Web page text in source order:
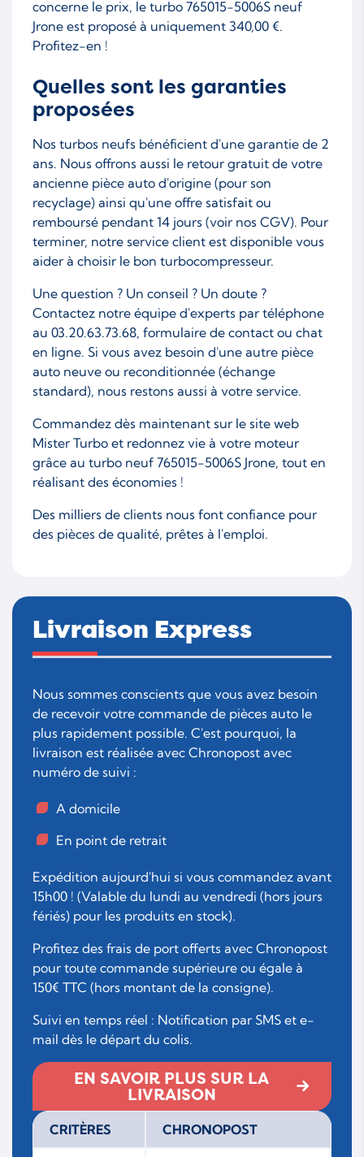
concerne le prix, le turbo 765015-5006S neuf
Jrone est proposé à uniquement 340,00 €.
Profitez-en !
Quelles sont les garanties
proposées
Nos turbos neufs bénéficient d'une garantie de 2
ans. Nous offrons aussi le retour gratuit de votre
ancienne pièce auto d'origine (pour son
recyclage) ainsi qu'une offre satisfait ou
remboursé pendant 14 jours (voir nos CGV). Pour
terminer, notre service client est disponible vous
aider à choisir le bon turbocompresseur.
Une question ? Un conseil ? Un doute ?
Contactez notre équipe d'experts par téléphone
au 03.20.63.73.68, formulaire de contact ou chat
en ligne. Si vous avez besoin d'une autre pièce
auto neuve ou reconditionnée (échange
standard), nous restons aussi à votre service.
Commandez dès maintenant sur le site web
Mister Turbo et redonnez vie à votre moteur
grâce au turbo neuf 765015-5006S Jrone, tout en
réalisant des économies !
Des milliers de clients nous font confiance pour
des pièces de qualité, prêtes à l'emploi.
Livraison Express
Nous sommes conscients que vous avez besoin
de recevoir votre commande de pièces auto le
plus rapidement possible. C'est pourquoi, la
livraison est réalisée avec Chronopost avec
numéro de suivi :
A domicile
En point de retrait
Expédition aujourd'hui si vous commandez avant
15h00 ! (Valable du lundi au vendredi (hors jours
fériés) pour les produits en stock).
Profitez des frais de port offerts avec Chronopost
pour toute commande supérieure ou égale à
150€ TTC (hors montant de la consigne).
Suivi en temps réel : Notification par SMS et e-
mail dès le départ du colis.
EN SAVOIR PLUS SUR LA
LIVRAISON
CRITÈRES CHRONOPOST